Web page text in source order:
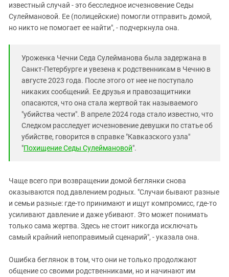
известный случай - это бесследное исчезновение Седы
Сулеймановой. Ее (полицейские) помогли отправить домой,
но никто не помогает ее найти", - подчеркнула она.
Уроженка Чечни Седа Сулейманова была задержана в
Санкт-Петербурге и увезена к родственникам в Чечню в
августе 2023 года. После этого от нее не поступало
никаких сообщений. Ее друзья и правозащитники
опасаются, что она стала жертвой так называемого
"убийства чести". В апреле 2024 года стало известно, что
Следком расследует исчезновение девушки по статье об
убийстве, говорится в справке "Кавказского узла"
"Похищение Седы Сулеймановой".
Чаще всего при возвращении домой беглянки снова
оказываются под давлением родных. "Случаи бывают разные
и семьи разные: где‐то принимают и ищут компромисс, где-то
усиливают давление и даже убивают. Это может понимать
только сама жертва. Здесь не стоит никогда исключать
самый крайний непоправимый сценарий", - указала она.
Ошибка беглянок в том, что они не только продолжают
общение со своими родственниками, но и начинают им